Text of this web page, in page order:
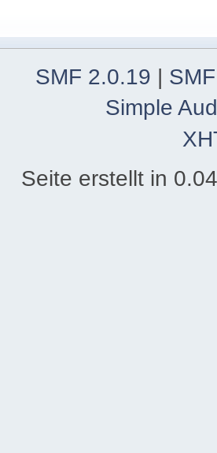
SMF 2.0.19 |
Simple
Seite erstellt in